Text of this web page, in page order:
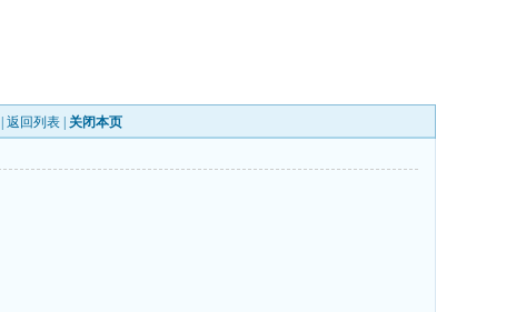
返回列表 关闭本页